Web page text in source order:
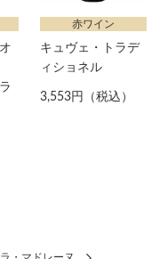
赤ワイン
キュヴェ・トラデ
ィショネル
3,553円（税込）